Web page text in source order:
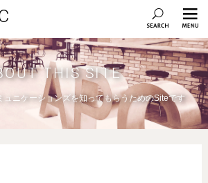
THIS SITE
ュニケーションズを知ってもらうためのSiteです